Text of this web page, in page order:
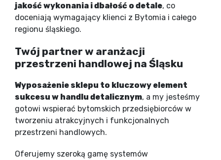
jakość wykonania i dbałość o detale, co
doceniają wymagający klienci z Bytomia i całego
regionu śląskiego.
Twój partner w aranżacji
przestrzeni handlowej na Śląsku
Wyposażenie sklepu to kluczowy element
sukcesu w handlu detalicznym, a my jesteśmy
gotowi wspierać bytomskich przedsiębiorców w
tworzeniu atrakcyjnych i funkcjonalnych
przestrzeni handlowych.
Oferujemy szeroką gamę systemów